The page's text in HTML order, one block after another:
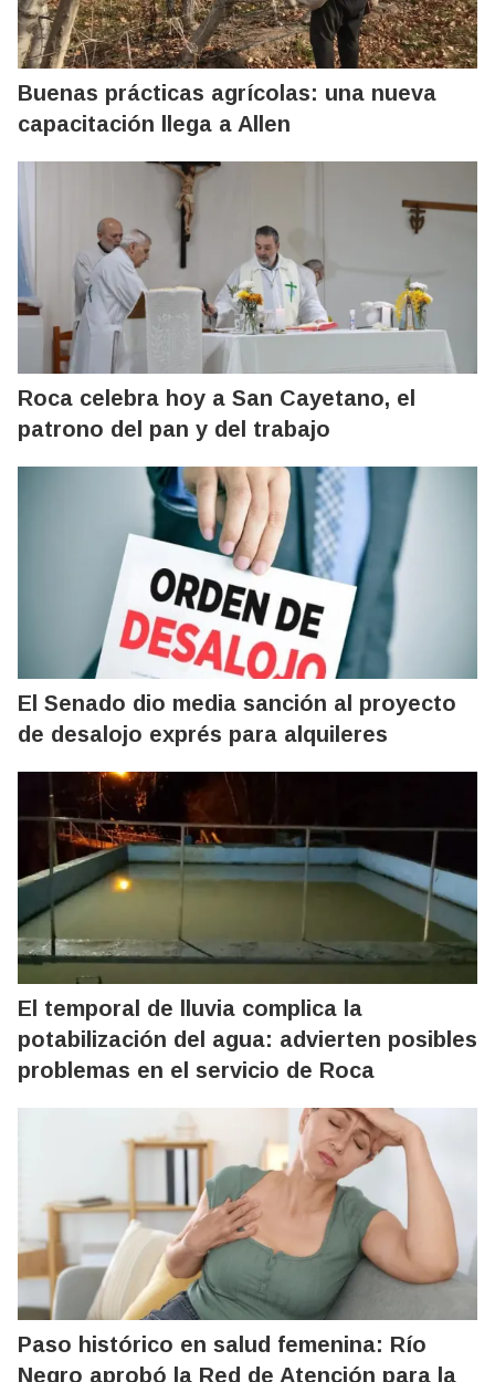
Buenas prácticas agrícolas: una nueva
capacitación llega a Allen
Roca celebra hoy a San Cayetano, el
patrono del pan y del trabajo
El Senado dio media sanción al proyecto
de desalojo exprés para alquileres
El temporal de lluvia complica la
potabilización del agua: advierten posibles
problemas en el servicio de Roca
Paso histórico en salud femenina: Río
Negro aprobó la Red de Atención para la